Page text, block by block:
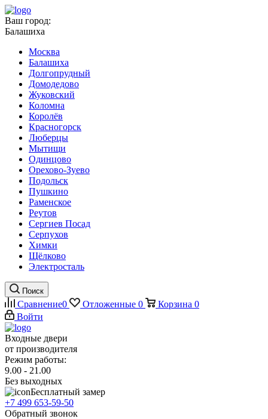
Ваш город:
Балашиха
Москва
Балашиха
Долгопрудный
Домодедово
Жуковский
Коломна
Королёв
Красногорск
Люберцы
Мытищи
Одинцово
Орехово-Зуево
Подольск
Пушкино
Раменское
Реутов
Сергиев Посад
Серпухов
Химки
Щёлково
Электросталь
Поиск
Сравнение0 Отложенные 0 Корзина 0
Войти
Входные двери
от производителя
Режим работы:
9.00 - 21.00
Без выходных
Бесплатный замер
+7 499 653-59-50
Обратный звонок